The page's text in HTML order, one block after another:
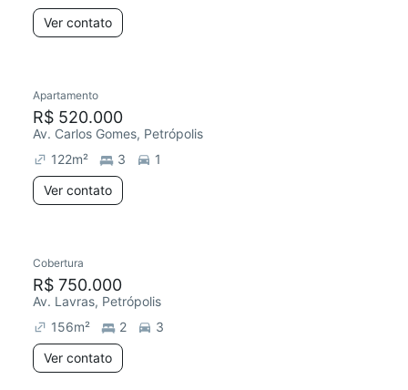
Ver contato
Apartamento
R$ 520.000
Av. Carlos Gomes, Petrópolis
122m² 3
1
Ver contato
Cobertura
R$ 750.000
Av. Lavras, Petrópolis
156m² 2
3
Ver contato